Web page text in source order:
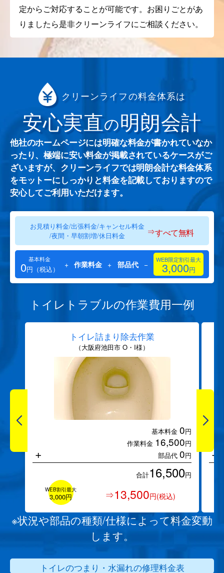
定からご対応することが可能です。お困りごとがあ
りましたら是非クリーンライフにご相談ください。
クリーンライフの料金体系は
安心実直の明朗会計
他社のホームページには明確な料金が書かれていなか
ったり、極端に安い料金が掲載されているケースがご
ざいますが、クリーンライフでは明朗会計な料金体系
をモットーにしっかりと料金を記載しておりますので
安心してご利用いただけます。
お見積り料金/出張料金/キャンセル料金
/夜間・早朝割増/休日料金
⇒すべて無料
基本料金
0円（税込） + 作業料金 + 部品代 − WEB限定割引最大
3,000円
トイレトラブルの作業費用一例
トイレ詰まり除去作業
（大阪府池田市 O・I様）
基本料金 0円
作業料金 16,500円
部品代 0円
+
合計16,500円
WEB割引最大
3,000円 ⇒13,500円(税込)
+
※状況や部品の種類/仕様によって料金変動
します。
トイレのつまり・水漏れの修理料金表